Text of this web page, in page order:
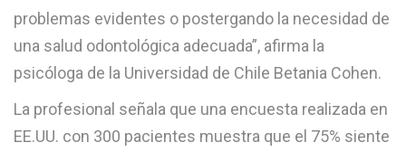
problemas evidentes o postergando la necesidad de
una salud odontológica adecuada”, afirma la
psicóloga de la Universidad de Chile Betania Cohen.
La profesional señala que una encuesta realizada en
EE.UU. con 300 pacientes muestra que el 75% siente